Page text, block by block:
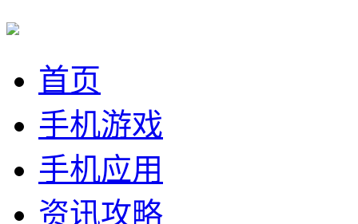
首页
手机游戏
手机应用
资讯攻略